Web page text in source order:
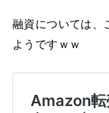
融資については、
ようですｗｗ